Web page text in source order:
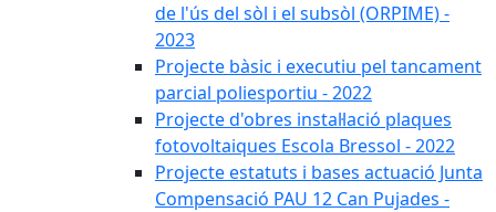
de l'ús del sòl i el subsòl (ORPIME) -
2023
Projecte bàsic i executiu pel tancament
parcial poliesportiu - 2022
Projecte d'obres instal·lació plaques
fotovoltaiques Escola Bressol - 2022
Projecte estatuts i bases actuació Junta
Compensació PAU 12 Can Pujades -